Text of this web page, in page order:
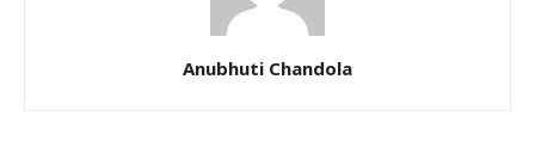
Anubhuti Chandola